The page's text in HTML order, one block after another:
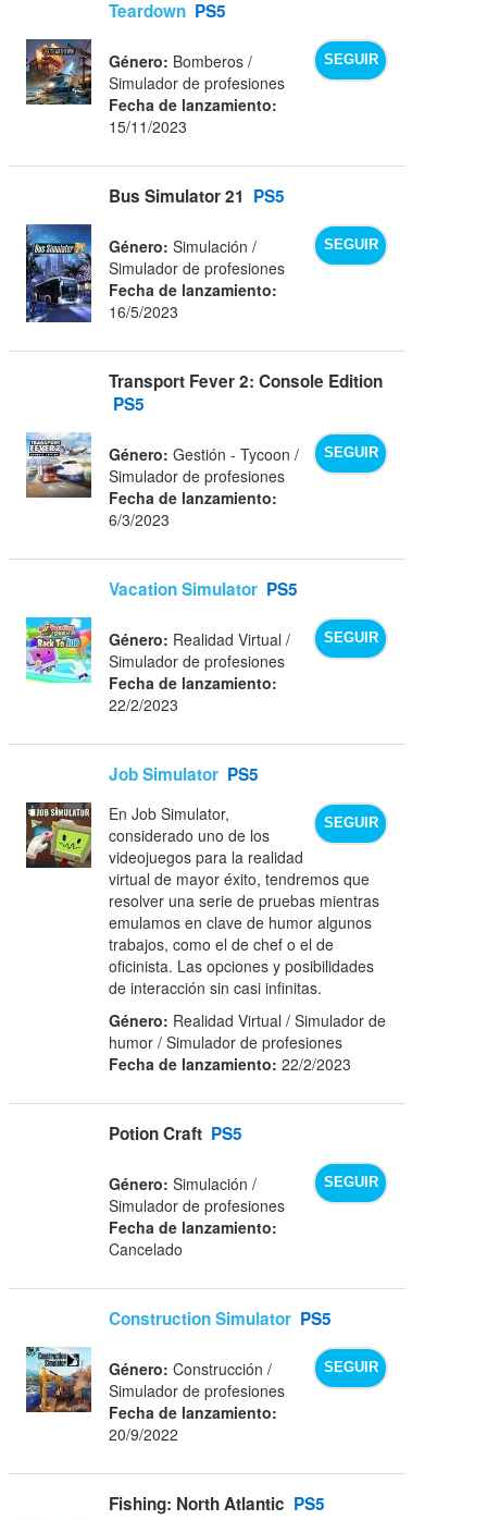
Teardown PS5
SEGUIR
Género: Bomberos /
Simulador de profesiones
Fecha de lanzamiento:
15/11/2023
Bus Simulator 21 PS5
SEGUIR
Género: Simulación /
Simulador de profesiones
Fecha de lanzamiento:
16/5/2023
Transport Fever 2: Console Edition
PS5
SEGUIR
Género: Gestión - Tycoon /
Simulador de profesiones
Fecha de lanzamiento:
6/3/2023
Vacation Simulator PS5
SEGUIR
Género: Realidad Virtual /
Simulador de profesiones
Fecha de lanzamiento:
22/2/2023
Job Simulator PS5
SEGUIR
En Job Simulator,
considerado uno de los
videojuegos para la realidad
virtual de mayor éxito, tendremos que
resolver una serie de pruebas mientras
emulamos en clave de humor algunos
trabajos, como el de chef o el de
oficinista. Las opciones y posibilidades
de interacción sin casi infinitas.
Género: Realidad Virtual / Simulador de
humor / Simulador de profesiones
Fecha de lanzamiento: 22/2/2023
Potion Craft PS5
SEGUIR
Género: Simulación /
Simulador de profesiones
Fecha de lanzamiento:
Cancelado
Construction Simulator PS5
SEGUIR
Género: Construcción /
Simulador de profesiones
Fecha de lanzamiento:
20/9/2022
Fishing: North Atlantic PS5